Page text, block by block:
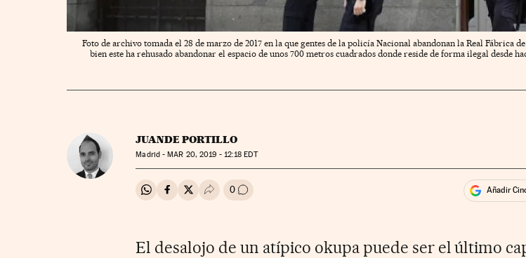
Foto de archivo tomada el 28 de marzo de 2017 en la que gentes de la policía Nacional abandonan la Real Fábrica
bien este ha rehusado abandonar el espacio de unos 700 metros cuadrados donde reside de forma ilegal desde
JUANDE PORTILLO
Madrid -MAR 20, 2019 - 12:18 EDT
Compartir en Whatsapp
Compartir en Facebook
Compartir en Twitter
Desplegar Redes Sociales
0 Ir a los comentarios Añadir
El desalojo de un atípico okupa puede ser el último